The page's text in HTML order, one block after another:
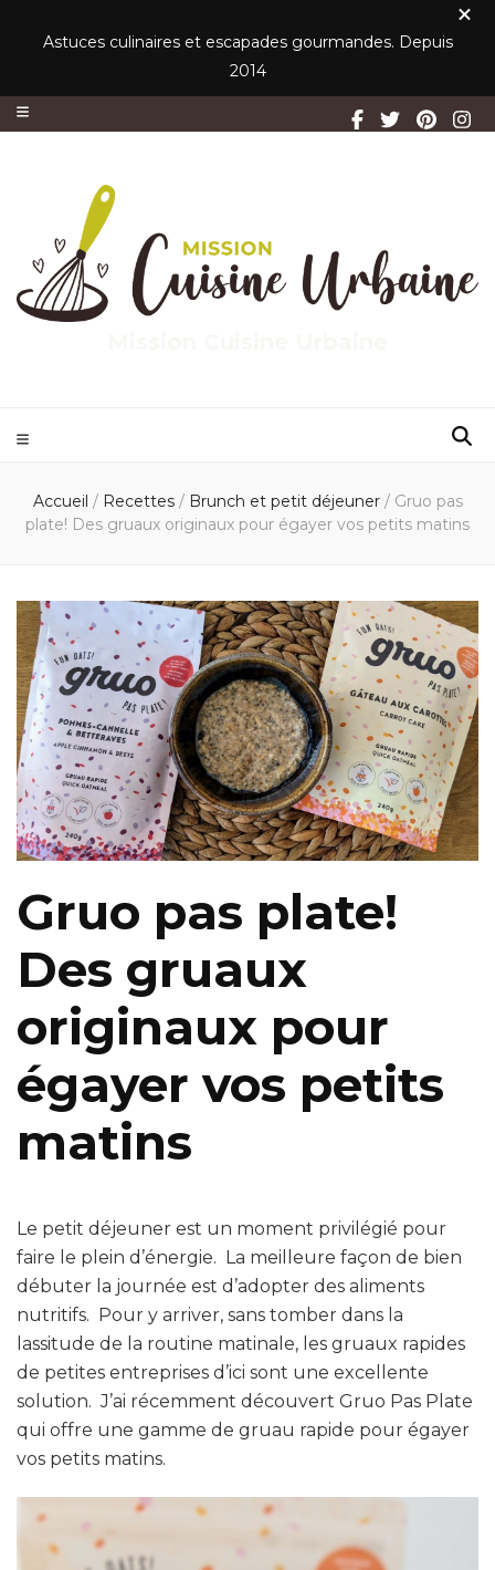
Astuces culinaires et escapades gourmandes. Depuis
2014
Accueil / Recettes / Brunch et petit déjeuner / Gruo pas
plate! Des gruaux originaux pour égayer vos petits matins
Gruo pas plate!
Des gruaux
originaux pour
égayer vos petits
matins
Le petit déjeuner est un moment privilégié pour
faire le plein d’énergie. La meilleure façon de bien
débuter la journée est d’adopter des aliments
nutritifs. Pour y arriver, sans tomber dans la
lassitude de la routine matinale, les gruaux rapides
de petites entreprises d’ici sont une excellente
solution. J’ai récemment découvert Gruo Pas Plate
qui offre une gamme de gruau rapide pour égayer
vos petits matins.